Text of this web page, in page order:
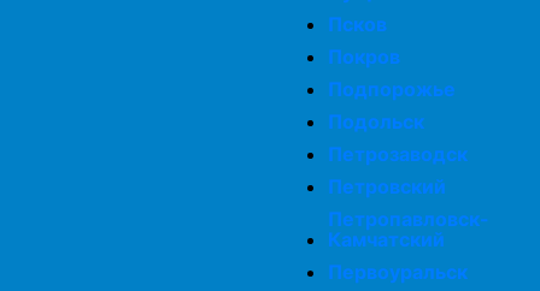
Псков
Покров
Подпорожье
Подольск
Петрозаводск
Петровский
Петропавловск-
Камчатский
Первоуральск